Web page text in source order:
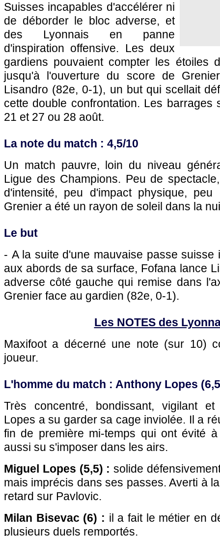
Suisses incapables d'accélérer ni
de déborder le bloc adverse, et
des Lyonnais en panne
d'inspiration offensive. Les deux
gardiens pouvaient compter les étoiles
jusqu'à l'ouverture du score de
Lisandro (82e, 0-1), un but qui scellait
cette double confrontation. Les barrages
21 et 27 ou 28 août.
La note du match : 4,5/10
Un match pauvre, loin du niveau
Ligue des Champions. Peu de
d'intensité, peu d'impact physique,
Grenier a été un rayon de soleil dans la
Le but
- A la suite d'une mauvaise passe suisse
aux abords de sa surface, Fofana lance
adverse côté gauche qui remise dans
Grenier face au gardien (82e, 0-1).
Les NOTES des
Maxifoot a décerné une note (sur 10)
joueur.
L'homme du match : Anthony Lopes
Très concentré, bondissant, vigilant et
Lopes a su garder sa cage inviolée. Il a
fin de première mi-temps qui ont évité
aussi su s'imposer dans les airs.
Miguel Lopes (5,5) : solide
mais imprécis dans ses passes. Averti à
retard sur Pavlovic.
Milan Bisevac (6) : il a fait le métier en
plusieurs duels remportés.